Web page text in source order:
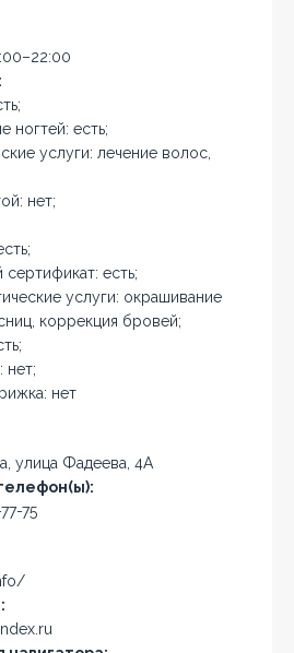
ногтей: есть;
услуги: лечение волос,
нет;
есть;
услуги: окрашивание
коррекция бровей;
нет;
нет
улица Фадеева, 4А
75